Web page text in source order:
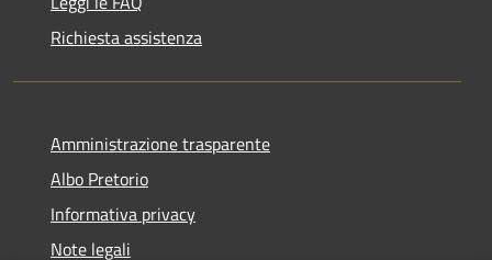
Richiesta assistenza
Amministrazione trasparente
Albo Pretorio
Informativa privacy
Note legali